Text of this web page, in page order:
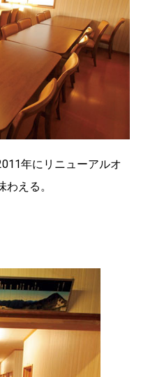
年にリニューアルオ
える。